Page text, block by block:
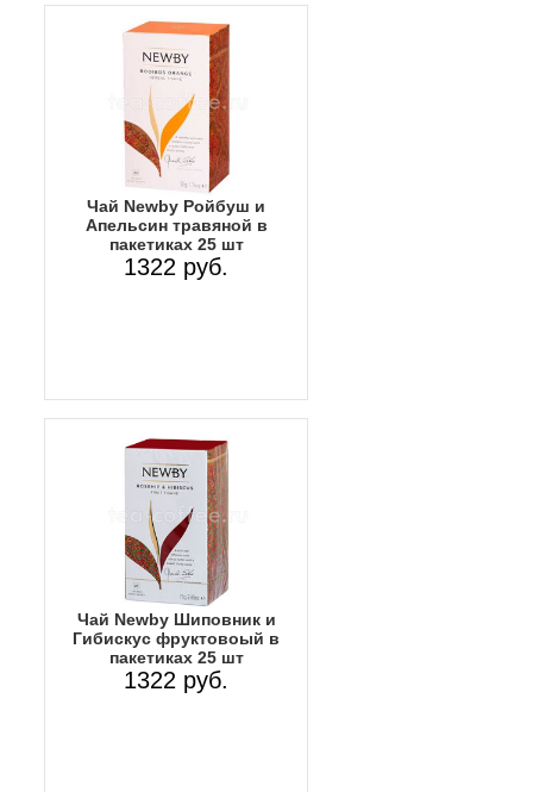
Чай Newby Ройбуш и
Апельсин травяной в
пакетиках 25 шт
1322 руб.
Чай Newby Шиповник и
Гибискус фруктовоый в
пакетиках 25 шт
1322 руб.